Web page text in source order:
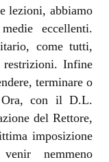
lezioni, abbiamo
eccellenti.
come tutti,
Infine
terminare o
con il D.L.
del Rettore,
imposizione
nemmeno